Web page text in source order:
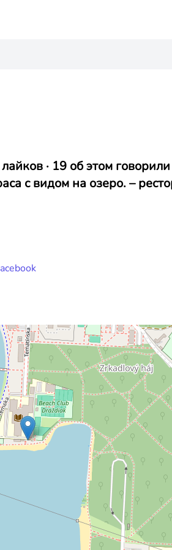
· 19 об этом
с видом на озеро. –